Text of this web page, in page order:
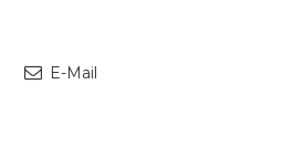
E-Mail